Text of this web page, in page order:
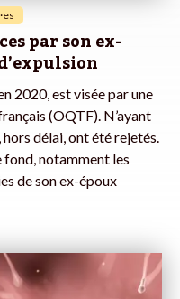
par son ex-
2020, est visée par une
(OQTF). N’ayant
délai, ont été rejetés.
fond, notamment les
de son ex-époux